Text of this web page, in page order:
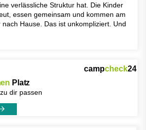
verlässliche Struktur hat. Die Kinder
essen gemeinsam und kommen am
Hause. Das ist unkompliziert. Und
campcheck24
Platz
dir passen